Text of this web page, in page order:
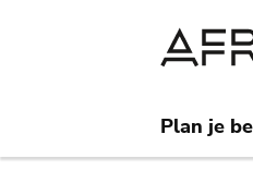
Plan je